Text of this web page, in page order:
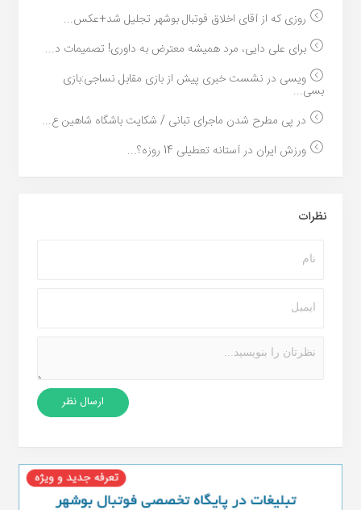
روزی که از آقای اخلاق فوتبال بوشهر تجلیل شد+عکس...
برای علی دایی، مرد همیشه معترض به داوری! تصمیمات د...
ویسی در نشست خبری پیش از بازی مقابل نساجی:بازی
بسی...
در پی مطرح شدن ماجرای تبانی / شکایت باشگاه شاهین ع...
ورزش ایران در آستانه تعطیلی 14 روزه؟...
نظرات